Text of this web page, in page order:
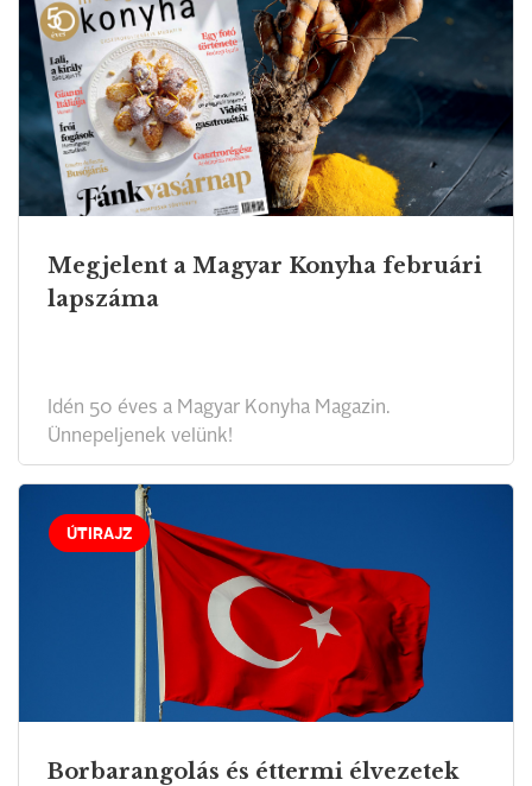
Megjelent a Magyar Konyha februári
lapszáma
Idén 50 éves a Magyar Konyha Magazin.
Ünnepeljenek velünk!
ÚTIRAJZ
Borbarangolás és éttermi élvezetek